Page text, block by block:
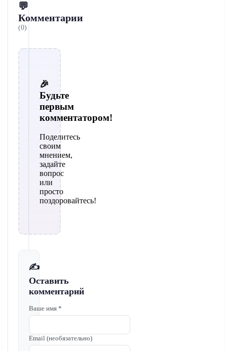
💬
Комментарии
(0)
🎉
Будьте
первым
комментатором!
Поделитесь
своим
мнением,
задайте
вопрос
или
просто
поздоровайтесь!
✍️
Оставить
комментарий
Ваше имя *
Email (необязательно)